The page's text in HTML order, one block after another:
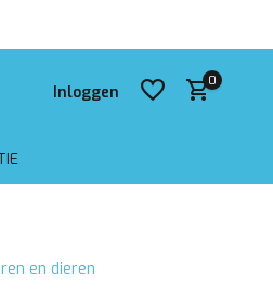
Inloggen
0
en dieren